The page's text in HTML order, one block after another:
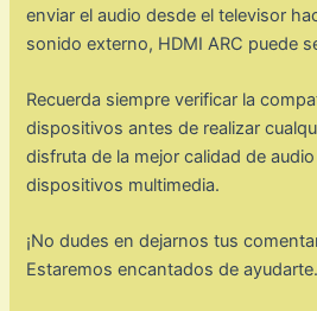
enviar el audio desde el televisor
sonido externo, HDMI ARC puede
Recuerda siempre verificar la
dispositivos antes de realizar
disfruta de la mejor calidad de
dispositivos multimedia.
¡No dudes en dejarnos tus
Estaremos encantados de ayudarte.